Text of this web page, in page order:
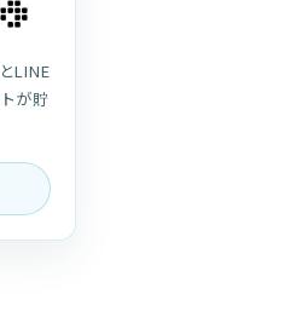
LINE
が貯